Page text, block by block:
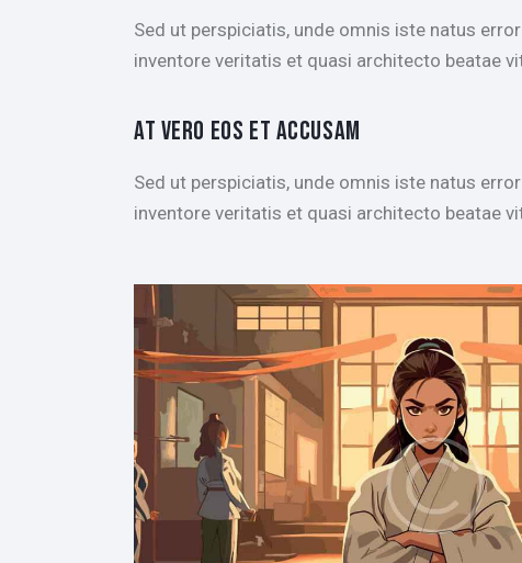
Sed ut perspiciatis, unde omnis iste natus
inventore veritatis et quasi architecto beatae
AT VERO EOS ET ACCUSAM
Sed ut perspiciatis, unde omnis iste natus
inventore veritatis et quasi architecto beatae